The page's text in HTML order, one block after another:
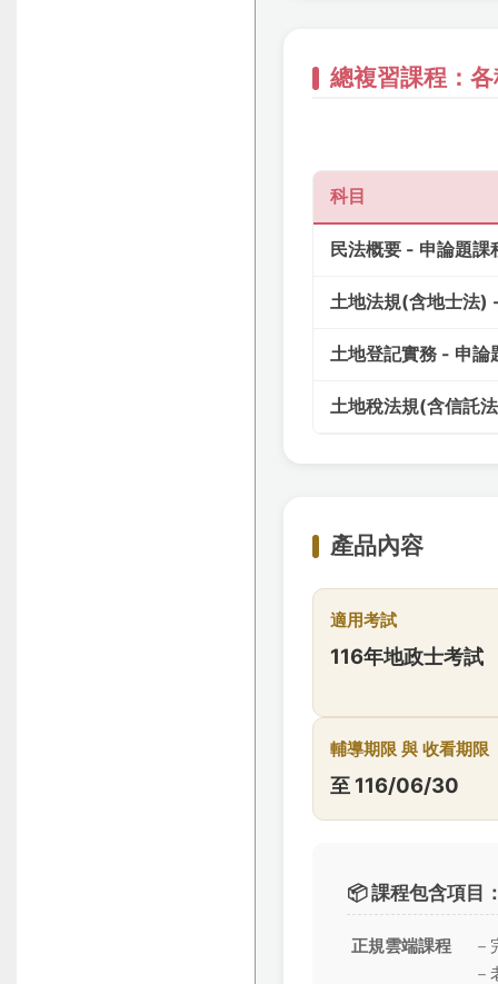
總複習課程：
科目
民法概要 - 申論題課
土地法規(含地士法)
土地登記實務 - 申論
土地稅法規(含信託
產品內容
適用考試
116年地政士考試
輔導期限 與 收看期限
至 116/06/30
📦 課程包含項目
正規雲端課程
－